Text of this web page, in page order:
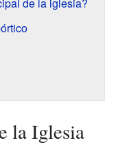
la Iglesia